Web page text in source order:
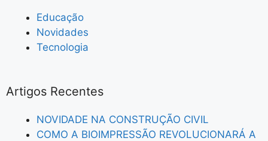
Educação
Novidades
Tecnologia
Artigos Recentes
NOVIDADE NA CONSTRUÇÃO CIVIL
COMO A BIOIMPRESSÃO REVOLUCIONARÁ A